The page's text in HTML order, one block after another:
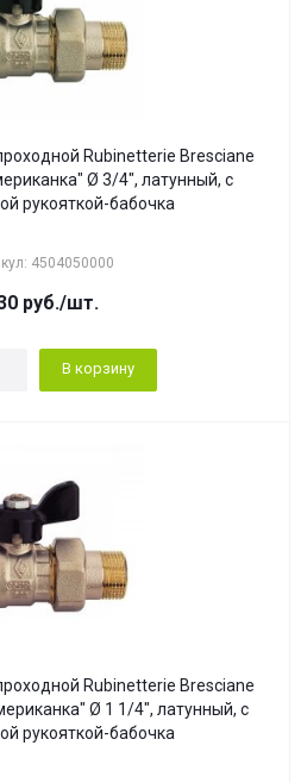
Rubinetterie Bresciane
Ø 3/4", латунный, с
рукояткой-бабочка
4504050000
руб./шт.
В корзину
Rubinetterie Bresciane
Ø 1 1/4", латунный, с
рукояткой-бабочка